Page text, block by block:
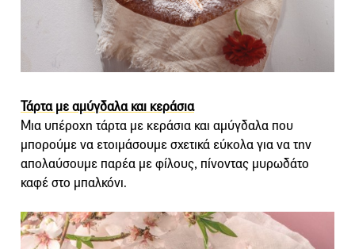
Τάρτα με αμύγδαλα και κεράσια
Μια υπέροχη τάρτα με κεράσια και αμύγδαλα που
μπορούμε να ετοιμάσουμε σχετικά εύκολα για να την
απολαύσουμε παρέα με φίλους, πίνοντας μυρωδάτο
καφέ στο μπαλκόνι.